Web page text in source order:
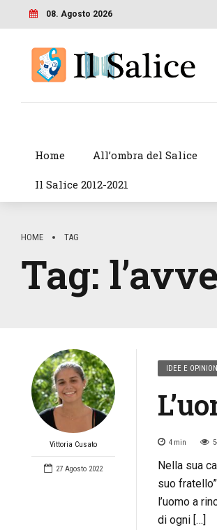
08. Agosto 2026
Home All’ombra del Salice
Il Salice 2012-2021
HOME TAG
Tag:
Vittoria Cusato
27 Agosto 2022
IDEE E
4 min
Nella sua
suo
l’uomo a
di ogni […]